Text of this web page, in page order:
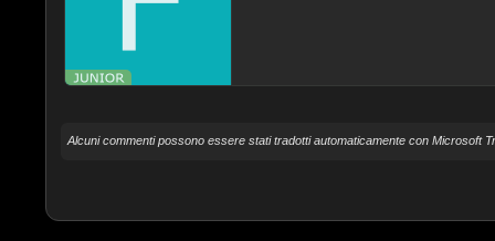
Alcuni commenti possono essere stati tradotti automaticamente con Microsoft